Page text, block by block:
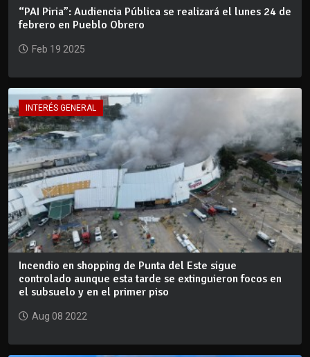
“PAI Piria”: Audiencia Pública se realizará el lunes 24 de
febrero en Pueblo Obrero
Feb 19 2025
INTERÉS GENERAL
Incendio en shopping de Punta del Este sigue
controlado aunque esta tarde se extinguieron focos en
el subsuelo y en el primer piso
Aug 08 2022